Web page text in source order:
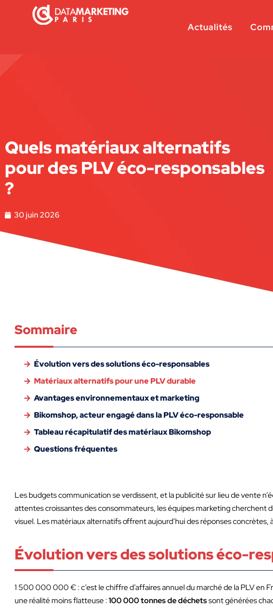
Actualités
Quels matériaux alternatifs
pour des PLV éco-responsables
?
30 juin 2026
Sommaire
Évolution vers des solutions éco-responsables
Matériaux alternatifs pour une PLV durable
Avantages environnementaux et marketing
Bikomshop, acteur engagé dans la PLV éco-responsable
Tableau récapitulatif des matériaux Bikomshop
Questions fréquentes
Les budgets communication se verdissent, et la publicité sur lieu de vente
attentes croissantes des consommateurs, les équipes marketing cherchent
visuel. Les matériaux alternatifs offrent aujourd’hui des réponses concrètes,
Évolution vers des solutions éco-
1 500 000 000 € : c’est le chiffre d’affaires annuel du marché de la PLV en
une réalité moins flatteuse :100 000 tonnes de déchetssont générées